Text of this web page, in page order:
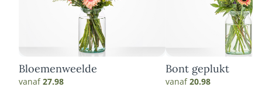
Bloemenweelde
vanaf27.98
Bont geplukt
vanaf20.98